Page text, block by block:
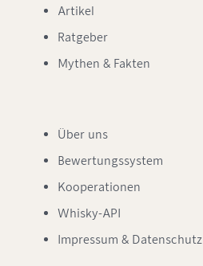
Artikel
Ratgeber
Mythen & Fakten
Über uns
Bewertungssystem
Kooperationen
Whisky-API
Impressum & Datenschutz